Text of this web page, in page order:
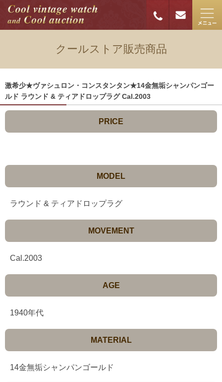
クールストア販売商品
激希少★ヴァシュロン・コンスタンタン★14金無垢シャンパンゴー
ルド ラウンド & ティアドロップラグ Cal.2003
PRICE
MODEL
ラウンド & ティアドロップラグ
MOVEMENT
Cal.2003
AGE
1940年代
MATERIAL
14金無垢シャンパンゴールド